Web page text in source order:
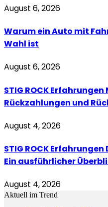
August 6, 2026
Warum ein Auto mit
Wahl ist
August 6, 2026
STIG ROCK
Rückzahlungen und
August 4, 2026
STIG ROCK
Ein ausführlicher
August 4, 2026
Aktuell im Trend